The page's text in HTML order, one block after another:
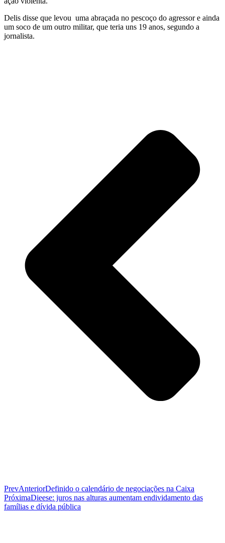
Delis disse que levou uma abraçada no pescoço do agressor e ainda
um soco de um outro militar, que teria uns 19 anos, segundo a
jornalista.
PrevAnteriorDefinido o calendário de negociações na Caixa
PróximaDieese: juros nas alturas aumentam endividamento das
famílias e dívida pública